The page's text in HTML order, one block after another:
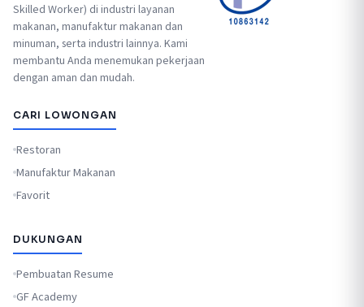
Skilled Worker) di industri layanan
makanan, manufaktur makanan dan
minuman, serta industri lainnya. Kami
membantu Anda menemukan pekerjaan
dengan aman dan mudah.
CARI LOWONGAN
Restoran
Manufaktur Makanan
Favorit
DUKUNGAN
Pembuatan Resume
GF Academy